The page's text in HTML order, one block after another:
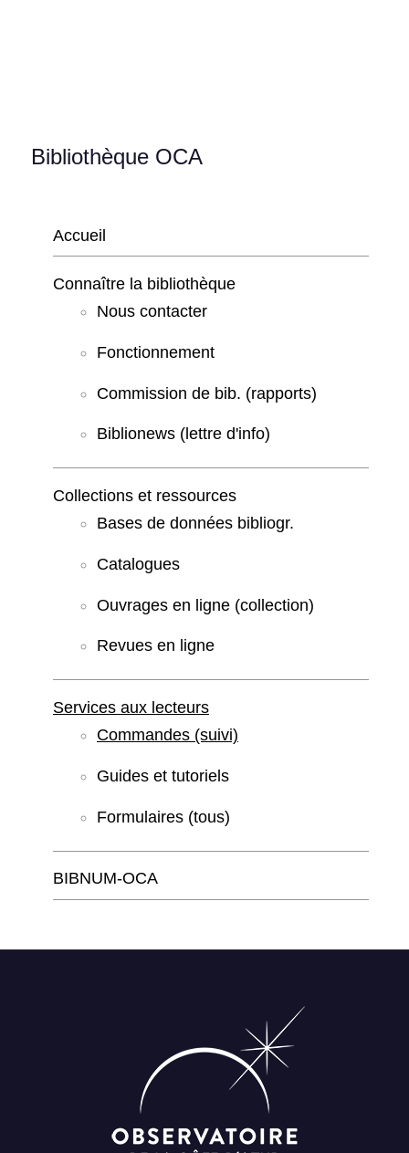
Bibliothèque OCA
Accueil
Connaître la bibliothèque
Nous contacter
Fonctionnement
Commission de bib. (rapports)
Biblionews (lettre d'info)
Collections et ressources
Bases de données bibliogr.
Catalogues
Ouvrages en ligne (collection)
Revues en ligne
Services aux lecteurs
Commandes (suivi)
Guides et tutoriels
Formulaires (tous)
BIBNUM-OCA